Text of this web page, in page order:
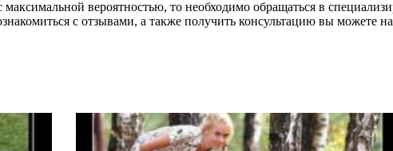
вероятностью, то необходимо обращаться в
с отзывами, а также получить консультацию вы можете